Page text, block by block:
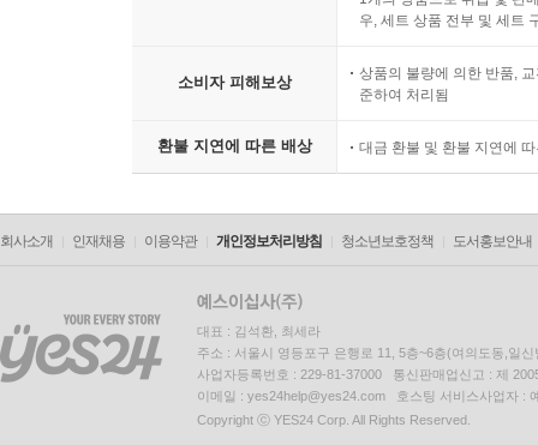
우, 세트 상품 전부 및 세트
소비자 피해보상
상품의 불량에 의한 반품,
준하여 처리됨
환불 지연에 따른 배상 대금 환불 및 환불 지연에
회사소개 인재채용 이용약관 개인정보처리방침 청소년보호정책 도서홍보안내
대표 : 김석환, 최세라
주소 : 서울시 영등포구 은행로 11, 5층~6층(여의도동,일신
사업자등록번호 : 229-81-37000 통신판매업신고 : 제
이메일 : yes24help@yes24.com 호스팅 서비스사업자 :
Copyright ⓒ YES24 Corp. All Rights Reserved.